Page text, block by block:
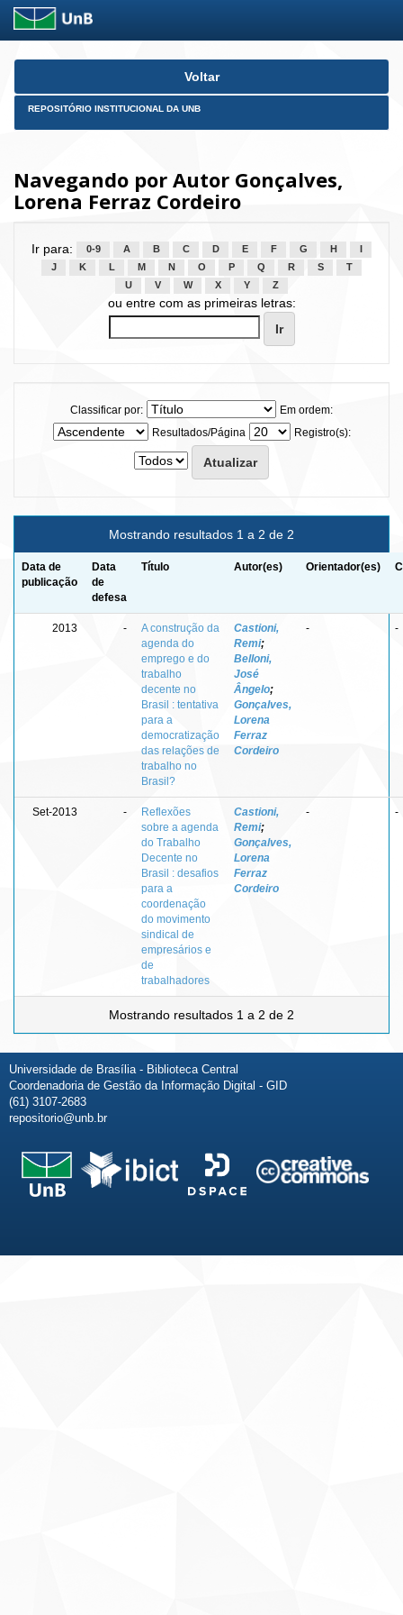
Skip
Voltar
REPOSITÓRIO INSTITUCIONAL DA UNB
Navegando por Autor Gonçalves,
Lorena Ferraz Cordeiro
Ir para: 0-9 A B C D E F G H
J
K L M N O P Q R S
T
U
V W X Y Z
ou entre com as primeiras letras:
Classificar por:
Em ordem:
Resultados/Página
Registro(s):
Mostrando resultados 1 a 2 de 2
Data de
publicação
Data
de
defesa
Título Autor(es) Orientador(es)
2013 -
A construção da
agenda do
emprego e do
trabalho
decente no
Brasil : tentativa
para a
democratização
das relações de
trabalho no
Brasil?
Castioni,
Remi;
Belloni,
José
Ângelo;
Gonçalves,
Lorena
Ferraz
Cordeiro
- -
Set-2013 -
Reflexões
sobre a agenda
do Trabalho
Decente no
Brasil : desafios
para a
coordenação
do movimento
sindical de
empresários e
de
trabalhadores
Castioni,
Remi;
Gonçalves,
Lorena
Ferraz
Cordeiro
- -
Mostrando resultados 1 a 2 de 2
Universidade de Brasília - Biblioteca Central
Coordenadoria de Gestão da Informação Digital - GID
(61) 3107-2683
repositorio@unb.br